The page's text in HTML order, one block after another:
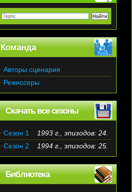
Команда
Авторы сценария
Режиссеры
Скачать все сезоны
Сезон 1
1993 г., эпизодов: 24.
Сезон 2
1994 г., эпизодов: 25.
Библиотека